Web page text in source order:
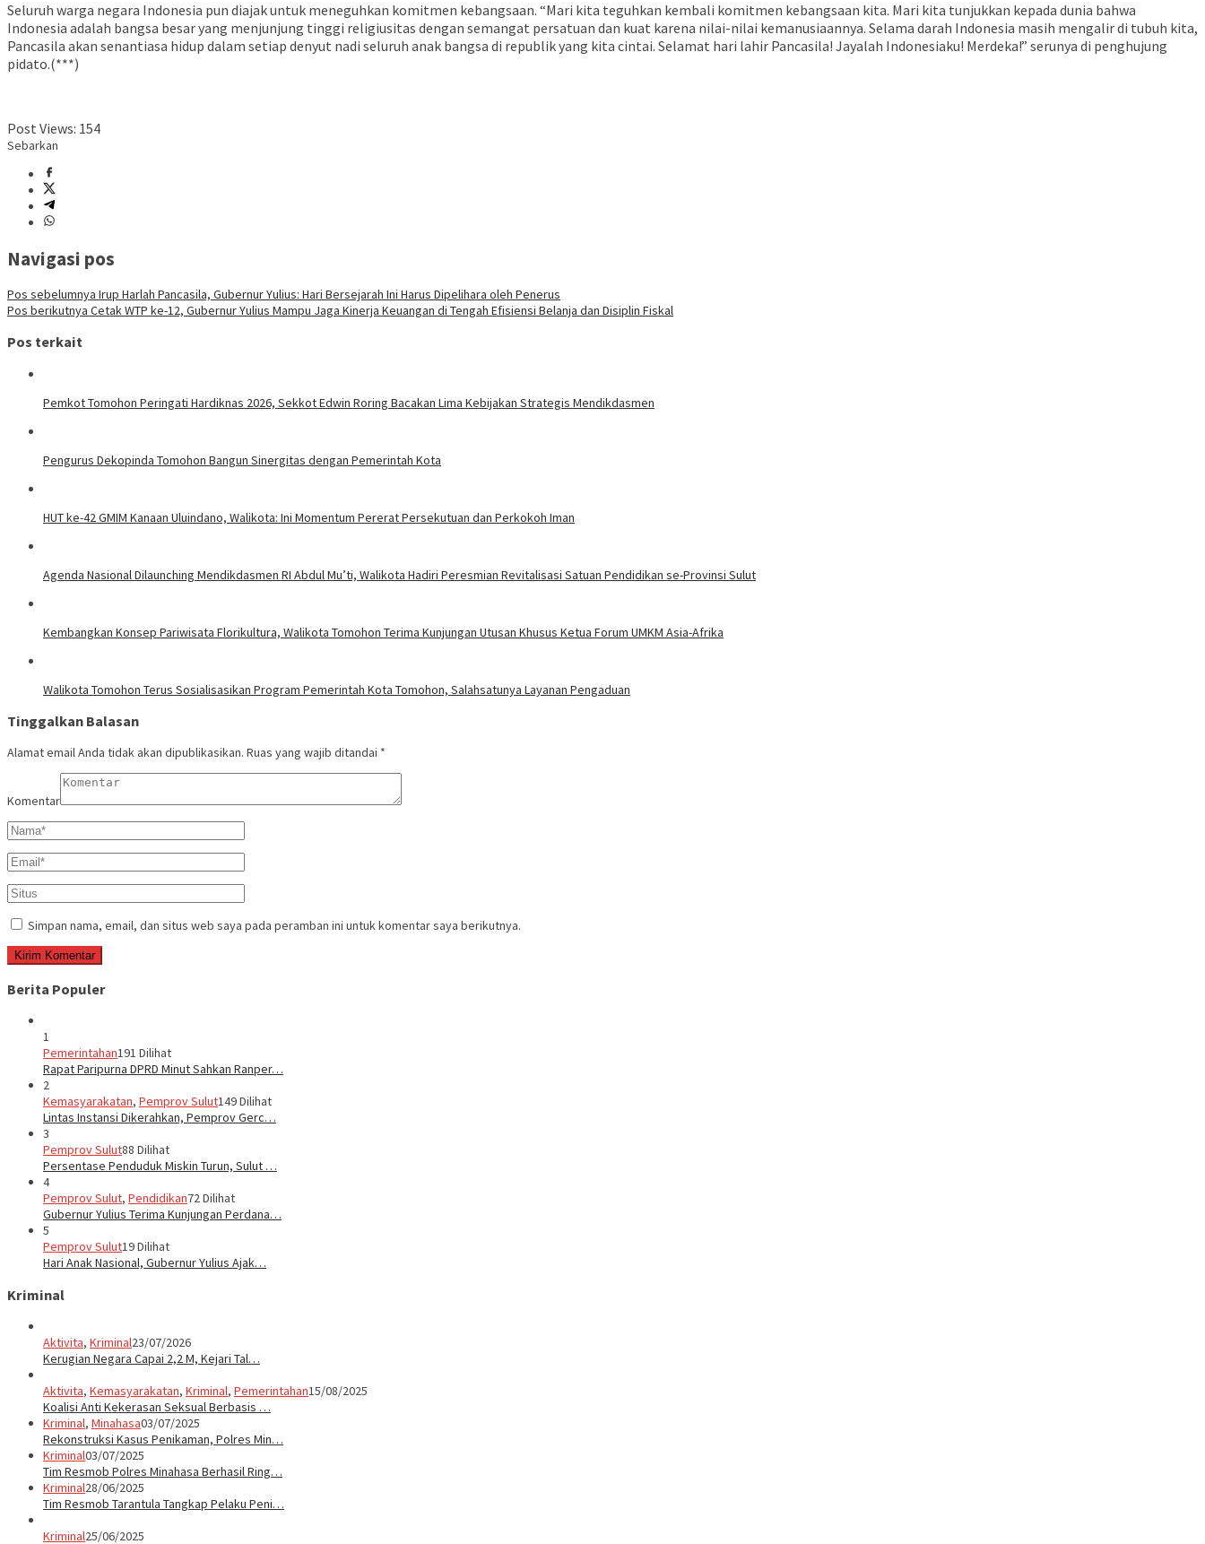
Seluruh warga negara Indonesia pun diajak untuk meneguhkan komitmen kebangsaan. “Mari kita teguhkan kembali komitmen kebangsaan kita. Mari kita tunjukkan kepada dunia bahwa
Indonesia adalah bangsa besar yang menjunjung tinggi religiusitas dengan semangat persatuan dan kuat karena nilai-nilai kemanusiaannya. Selama darah Indonesia masih mengalir di tubuh kita,
Pancasila akan senantiasa hidup dalam setiap denyut nadi seluruh anak bangsa di republik yang kita cintai. Selamat hari lahir Pancasila! Jayalah Indonesiaku! Merdeka!” serunya di penghujung
pidato.(***)
Post Views: 154
Sebarkan
Navigasi pos
Pos sebelumnya Irup Harlah Pancasila, Gubernur Yulius: Hari Bersejarah Ini Harus Dipelihara oleh Penerus
Pos berikutnya Cetak WTP ke-12, Gubernur Yulius Mampu Jaga Kinerja Keuangan di Tengah Efisiensi Belanja dan Disiplin Fiskal
Pos terkait
Pemkot Tomohon Peringati Hardiknas 2026, Sekkot Edwin Roring Bacakan Lima Kebijakan Strategis Mendikdasmen
Pengurus Dekopinda Tomohon Bangun Sinergitas dengan Pemerintah Kota
HUT ke-42 GMIM Kanaan Uluindano, Walikota: Ini Momentum Pererat Persekutuan dan Perkokoh Iman
Agenda Nasional Dilaunching Mendikdasmen RI Abdul Mu’ti, Walikota Hadiri Peresmian Revitalisasi Satuan Pendidikan se-Provinsi Sulut
Kembangkan Konsep Pariwisata Florikultura, Walikota Tomohon Terima Kunjungan Utusan Khusus Ketua Forum UMKM Asia-Afrika
Walikota Tomohon Terus Sosialisasikan Program Pemerintah Kota Tomohon, Salahsatunya Layanan Pengaduan
Tinggalkan Balasan
Alamat email Anda tidak akan dipublikasikan. Ruas yang wajib ditandai *
Komentar
Simpan nama, email, dan situs web saya pada peramban ini untuk komentar saya berikutnya.
Berita Populer
1
Pemerintahan191 Dilihat
Rapat Paripurna DPRD Minut Sahkan Ranper…
2
Kemasyarakatan, Pemprov Sulut149 Dilihat
Lintas Instansi Dikerahkan, Pemprov Gerc…
3
Pemprov Sulut88 Dilihat
Persentase Penduduk Miskin Turun, Sulut …
4
Pemprov Sulut, Pendidikan72 Dilihat
Gubernur Yulius Terima Kunjungan Perdana…
5
Pemprov Sulut19 Dilihat
Hari Anak Nasional, Gubernur Yulius Ajak…
Kriminal
Aktivita, Kriminal23/07/2026
Kerugian Negara Capai 2,2 M, Kejari Tal…
Aktivita, Kemasyarakatan, Kriminal, Pemerintahan15/08/2025
Koalisi Anti Kekerasan Seksual Berbasis …
Kriminal, Minahasa03/07/2025
Rekonstruksi Kasus Penikaman, Polres Min…
Kriminal03/07/2025
Tim Resmob Polres Minahasa Berhasil Ring…
Kriminal28/06/2025
Tim Resmob Tarantula Tangkap Pelaku Peni…
Kriminal25/06/2025